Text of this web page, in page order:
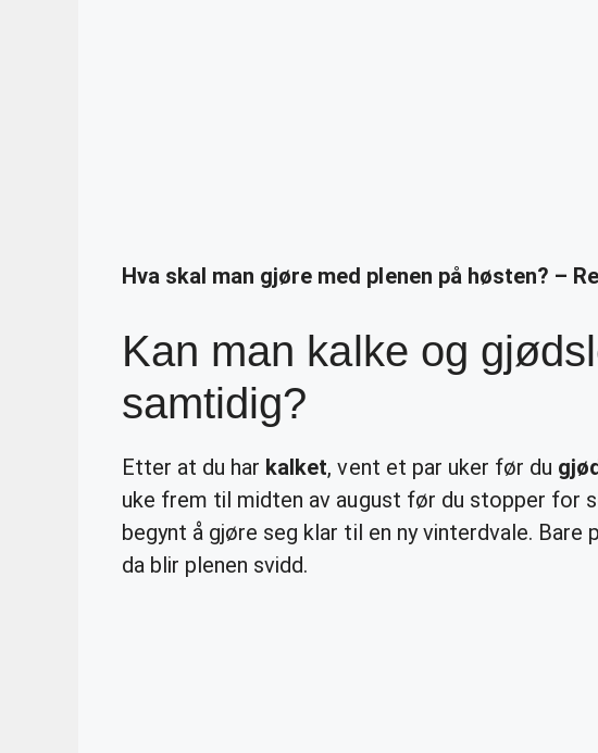
Hva skal man gjøre med plenen på høsten? –
Kan man kalke og
samtidig?
Etter at du har kalket, vent et par uker før du
uke frem til midten av august før du stopper for
begynt å gjøre seg klar til en ny vinterdvale. Bare
da blir plenen svidd.